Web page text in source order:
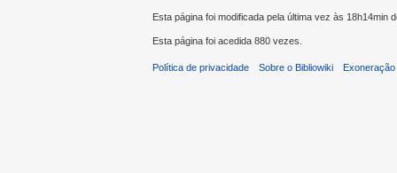
Esta página foi modificada pela última vez às 18h14min
Esta página foi acedida 880 vezes.
Política de privacidade Sobre o Bibliowiki